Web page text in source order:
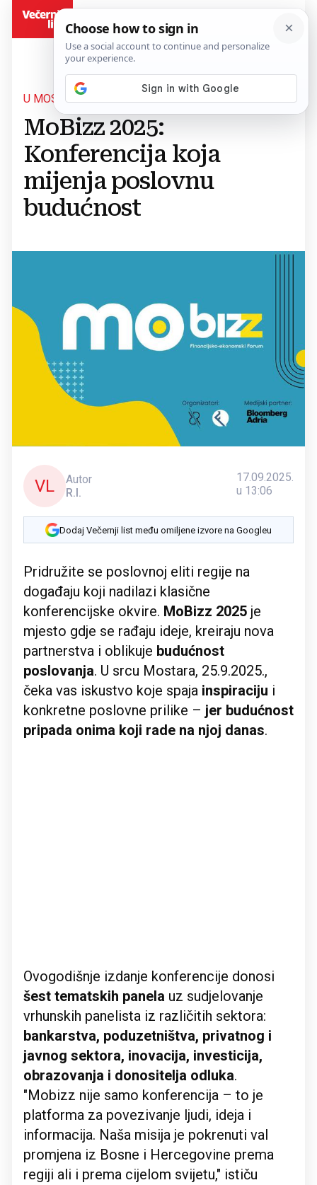
U MOSTARU 25. RUJNA
MoBizz 2025:
Konferencija koja
mijenja poslovnu
budućnost
VL
Autor
R.I.
17.09.2025.
u 13:06
Dodaj Večernji list među omiljene izvore na Googleu
Pridružite se poslovnoj eliti regije na
događaju koji nadilazi klasične
konferencijske okvire. MoBizz 2025 je
mjesto gdje se rađaju ideje, kreiraju nova
partnerstva i oblikuje budućnost
poslovanja. U srcu Mostara, 25.9.2025.,
čeka vas iskustvo koje spaja inspiraciju i
konkretne poslovne prilike – jer budućnost
pripada onima koji rade na njoj danas.
Ovogodišnje izdanje konferencije donosi
šest tematskih panela uz sudjelovanje
vrhunskih panelista iz različitih sektora:
bankarstva, poduzetništva, privatnog i
javnog sektora, inovacija, investicija,
obrazovanja i donositelja odluka.
"Mobizz nije samo konferencija – to je
platforma za povezivanje ljudi, ideja i
informacija. Naša misija je pokrenuti val
promjena iz Bosne i Hercegovine prema
regiji ali i prema cijelom svijetu," ističu